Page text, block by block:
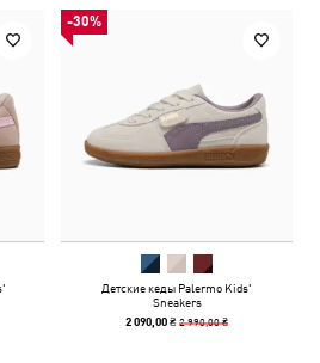
-30%
Детские кеды Palermo Kids'
Sneakers
2 090,00 ₴2 990,00 ₴